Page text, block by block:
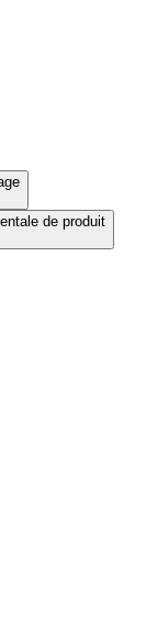
de produit